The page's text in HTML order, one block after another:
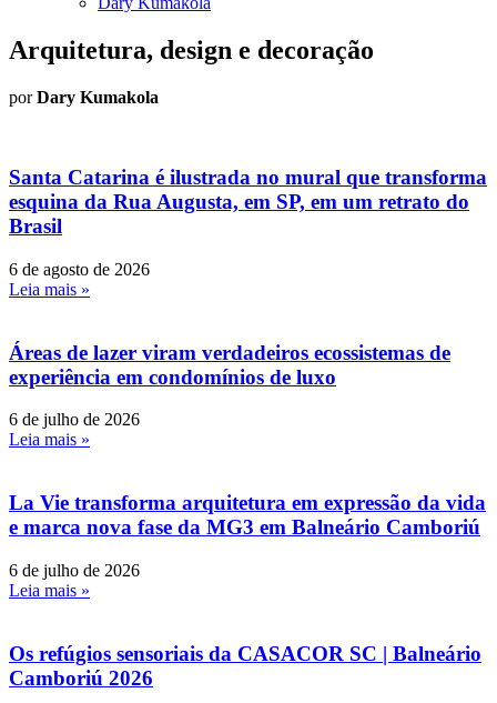
Arquitetura, design e decoração
porDary Kumakola
Santa Catarina é ilustrada no mural que transforma
esquina da Rua Augusta, em SP, em um retrato do
Brasil
6 de agosto de 2026
Leia mais »
Áreas de lazer viram verdadeiros ecossistemas de
experiência em condomínios de luxo
6 de julho de 2026
Leia mais »
La Vie transforma arquitetura em expressão da vida
e marca nova fase da MG3 em Balneário Camboriú
6 de julho de 2026
Leia mais »
Os refúgios sensoriais da CASACOR SC | Balneário
Camboriú 2026